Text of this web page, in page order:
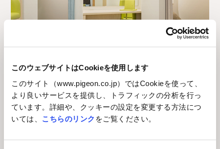
このウェブサイトはCookieを使用します
このサイト（www.pigeon.co.jp）ではCookieを使って、
より良いサービスを提供し、トラフィックの分析を行っ
ています。詳細や、クッキーの設定を変更する方法につ
いては、 こちらのリンク をご覧ください。
場所
場所
茨城県つくばみらい市絹の台6-20-4 ピジョン